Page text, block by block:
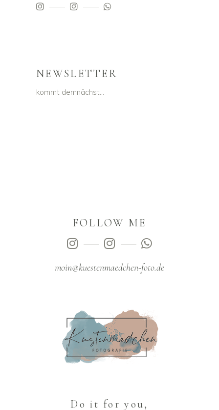
NEWSLETTER
kommt demnächst…
FOLLOW ME
moin@kuestenmaedchen-foto.de
Do it for you,